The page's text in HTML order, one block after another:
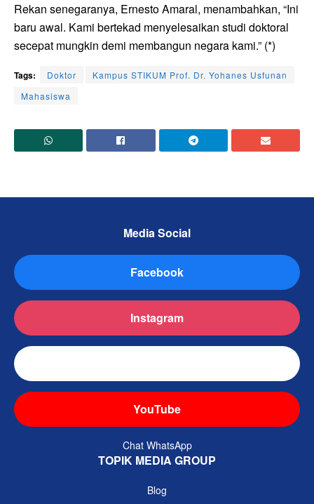
Rekan senegaranya, Ernesto Amaral, menambahkan, “Ini
baru awal. Kami bertekad menyelesaikan studi doktoral
secepat mungkin demi membangun negara kami.” (*)
Tags: Doktor
Kampus STIKUM Prof. Dr. Yohanes Usfunan
Mahasiswa
Media Social
Facebook
Instagram
YouTube
Chat WhatsApp
TOPIK MEDIA GROUP
Blog